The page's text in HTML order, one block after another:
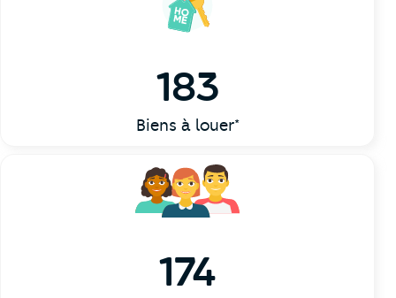
183
Biens à louer*
174